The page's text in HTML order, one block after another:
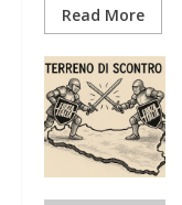
Read More